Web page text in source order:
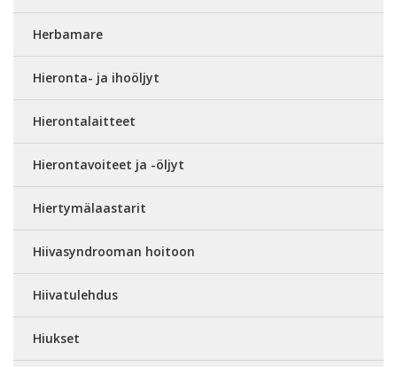
Herbamare
Hieronta- ja ihoöljyt
Hierontalaitteet
Hierontavoiteet ja -öljyt
Hiertymälaastarit
Hiivasyndrooman hoitoon
Hiivatulehdus
Hiukset